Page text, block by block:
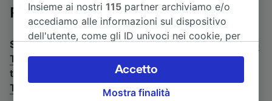
Pullman da Angers St-Laud a Tours
Stai cercando un viaggio di ritorno? Vai supullman da
Tours a Angers St-Laud.Se preferisci prendere il
treno, consulta la paginatreni da Angers St-Laud a
Tours
Insieme ai nostri115 partner archiviamo e/o
accediamo alle informazioni sul dispositivo
dell'utente, come gli ID univoci nei cookie, per
accettare o gestire le proprie scelte facendo
clic di seguito, tra cui il proprio diritto di
opporsi sulla base di un interesse legittimo o
Mostra finalità
Accetto